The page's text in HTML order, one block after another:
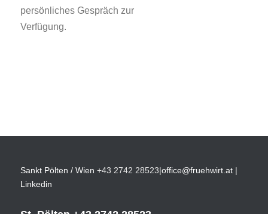
persönliches Gespräch zur
Verfügung.
Sankt Pölten / Wien +43 2742 28523|office@fruehwirt.at|
Linkedin